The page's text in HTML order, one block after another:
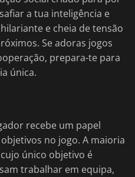
a tua inteligência e
e cheia de tensão
Se adoras jogos
prepara-te para
única.
recebe um papel
no jogo. A maioria
único objetivo é
trabalhar em equipa,